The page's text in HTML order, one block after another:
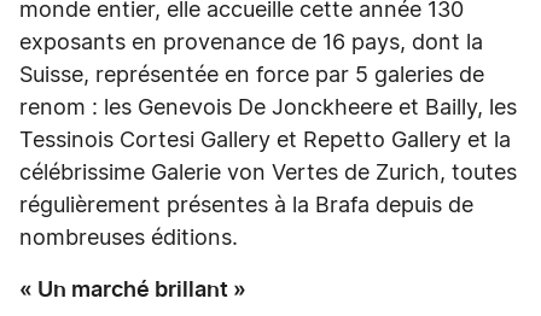
monde entier, elle accueille cette année 130
exposants en provenance de 16 pays, dont la
Suisse, représentée en force par 5 galeries de
renom : les Genevois De Jonckheere et Bailly, les
Tessinois Cortesi Gallery et Repetto Gallery et la
célébrissime Galerie von Vertes de Zurich, toutes
régulièrement présentes à la Brafa depuis de
nombreuses éditions.
« Un marché brillant »